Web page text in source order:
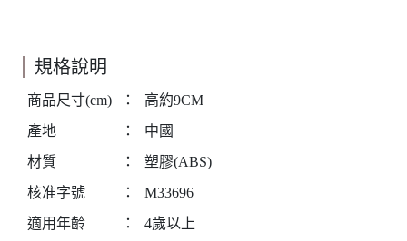
規格說明
商品尺寸(cm) ：
高約9CM
產地
：
中國
材質
：
塑膠(ABS)
核准字號
：
M33696
適用年齡
： 4歲以上